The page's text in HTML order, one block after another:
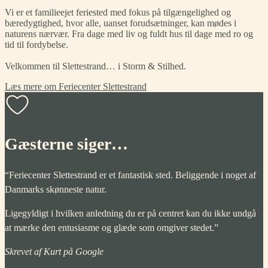
Vi er et familieejet feriested med fokus på tilgængelighed og
bæredygtighed, hvor alle, uanset forudsætninger, kan mødes i
naturens nærvær. Fra dage med liv og fuldt hus til dage med ro og
tid til fordybelse.
Velkommen til Slettestrand… i Storm & Stilhed.
Læs mere om Feriecenter Slettestrand
Gæsterne siger…
“Feriecenter Slettestrand er et fantastisk sted. Beliggende i noget af
Danmarks skønneste natur.
Ligegyldigt i hvilken anledning du er på centret kan du ikke undgå
at mærke den entusiasme og glæde som omgiver stedet.”
Skrevet af Kurt på Google